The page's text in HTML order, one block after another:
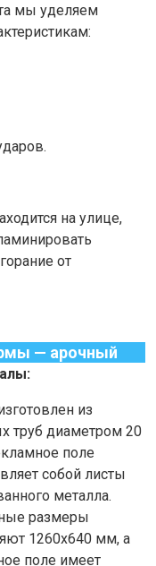
мы уделяем
на улице,
от
— арочный
из
труб диаметром 20
поле
собой листы
металла.
размеры
1260х640 мм, а
поле имеет